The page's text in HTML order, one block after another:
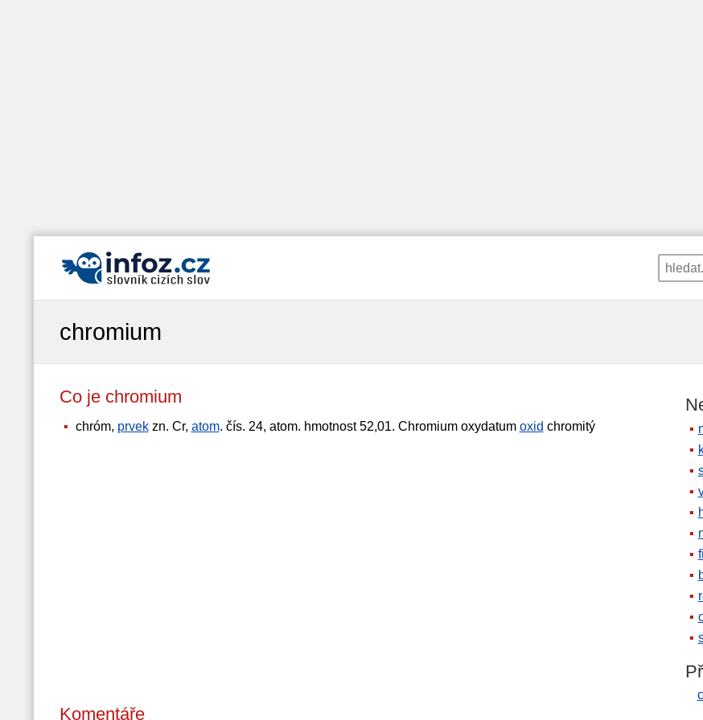
chromium
Co je chromium
chróm, prvekzn. Cr, atom. čís. 24, atom. hmotnost 52,01. Chromium oxydatum oxid chromitý
Komentáře